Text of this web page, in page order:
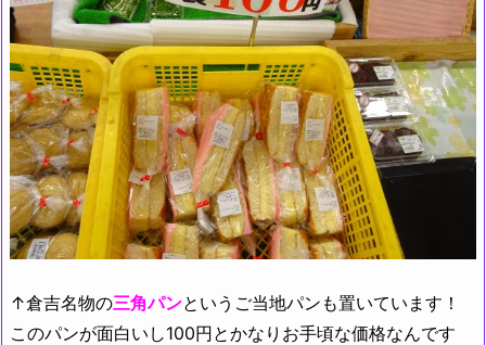
↑倉吉名物の三角パンというご当地パンも置いています！
このパンが面白いし100円とかなりお手頃な価格なんです